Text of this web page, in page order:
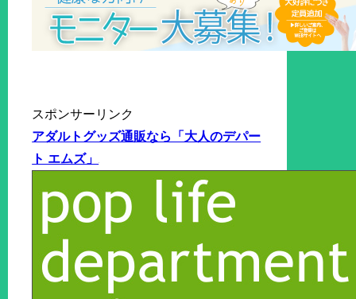
スポンサーリンク
アダルトグッズ通販なら「大人のデパー
ト エムズ」